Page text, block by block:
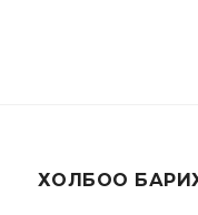
ХОЛБОО